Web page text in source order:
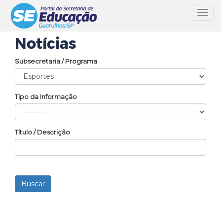
Notícias
Subsecretaria / Programa
Tipo da Informação
Título / Descrição